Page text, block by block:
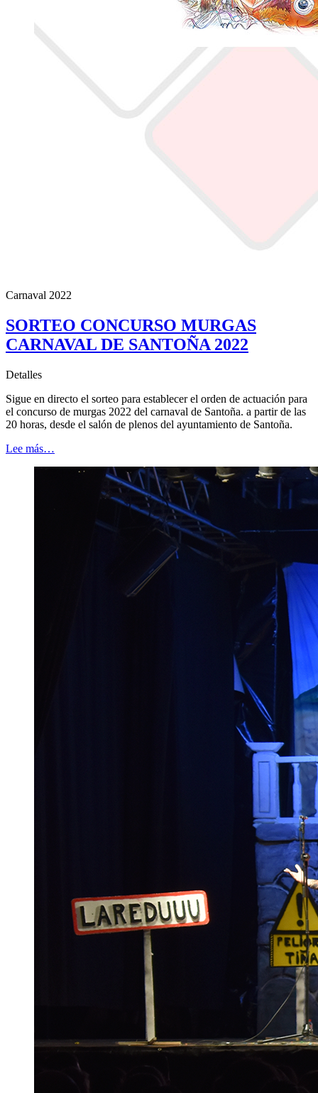
Carnaval 2022
SORTEO CONCURSO MURGAS
CARNAVAL DE SANTOÑA 2022
Detalles
Sigue en directo el sorteo para establecer el orden de actuación para
el concurso de murgas 2022 del carnaval de Santoña. a partir de las
20 horas, desde el salón de plenos del ayuntamiento de Santoña.
Lee más…